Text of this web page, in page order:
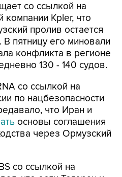
со ссылкой на
компании Kpler, что
пролив остается
пятницу его миновали
конфликта в регионе
130 - 140 судов.
со ссылкой на
по нацбезопасности
что Иран и
основы соглашения
через Ормузский
со ссылкой на